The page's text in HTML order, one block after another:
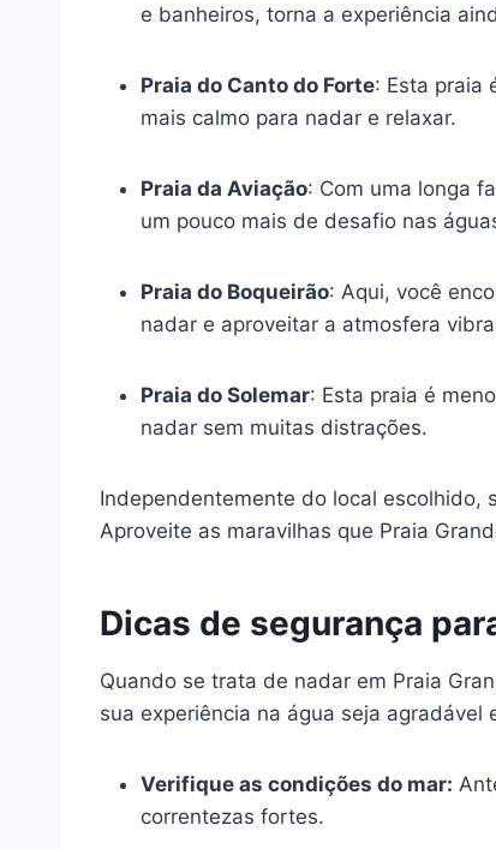
e banheiros, torna a experiência
Praia do Canto do Forte: Esta praia
mais calmo para nadar e relaxar.
Praia da Aviação: Com uma longa
um pouco mais de desafio nas
Praia do Boqueirão: Aqui, você
nadar e aproveitar a atmosfera
Praia do Solemar: Esta praia é
nadar sem muitas distrações.
Independentemente do local escolhido,
Aproveite as maravilhas que Praia
Dicas de segurança
Quando se trata de nadar em Praia
sua experiência na água seja agradável
Verifique as condições do mar:
correntezas fortes.